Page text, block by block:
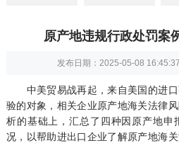
原产地违规行政处罚案
发布日期：2025-05-08
中美贸易战再起，来自美国的进口
验的对象，相关企业原产地海关法律
析的基础上，汇总了四种因原产地申
况，以帮助进出口企业了解原产地海